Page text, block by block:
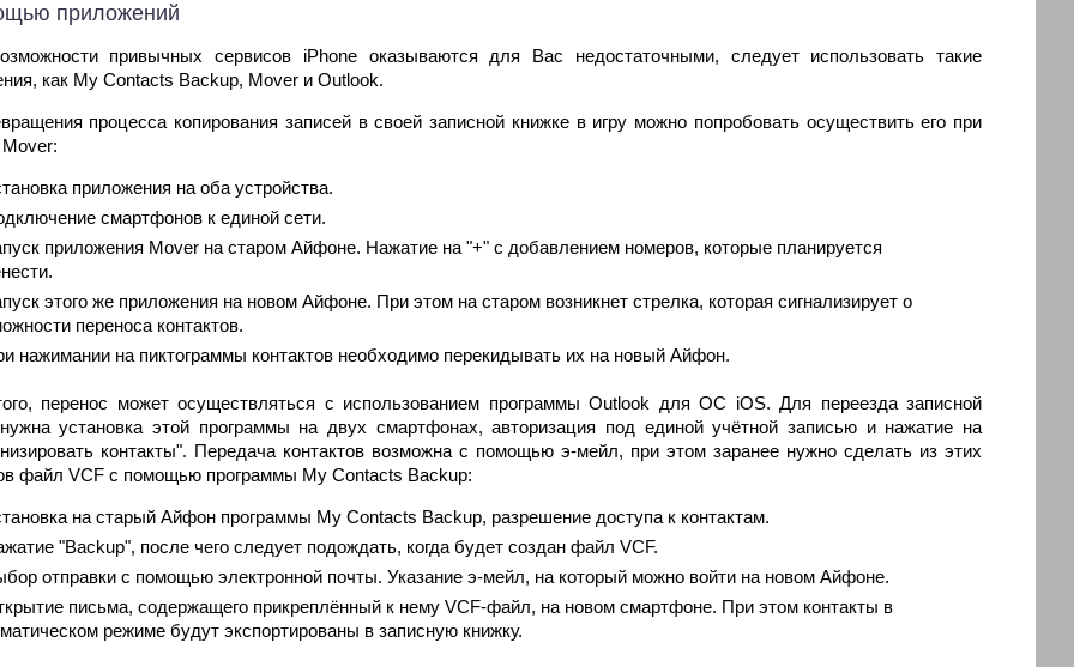
приложений
привычных сервисов iPhone оказываются для Вас недостаточными, следует использовать такие
как My Contacts Backup, Mover и Outlook.
процесса копирования записей в своей записной книжке в игру можно попробовать осуществить его при
приложения на оба устройства.
смартфонов к единой сети.
приложения Mover на старом Айфоне. Нажатие на "+" с добавлением номеров, которые планируется
этого же приложения на новом Айфоне. При этом на старом возникнет стрелка, которая сигнализирует о
переноса контактов.
нажимании на пиктограммы контактов необходимо перекидывать их на новый Айфон.
перенос может осуществляться с использованием программы Outlook для ОС iOS. Для переезда записной
установка этой программы на двух смартфонах, авторизация под единой учётной записью и нажатие на
контакты". Передача контактов возможна с помощью э-мейл, при этом заранее нужно сделать из этих
файл VCF с помощью программы My Contacts Backup:
на старый Айфон программы My Contacts Backup, разрешение доступа к контактам.
"Backup", после чего следует подождать, когда будет создан файл VCF.
отправки с помощью электронной почты. Указание э-мейл, на который можно войти на новом Айфоне.
письма, содержащего прикреплённый к нему VCF-файл, на новом смартфоне. При этом контакты в
режиме будут экспортированы в записную книжку.